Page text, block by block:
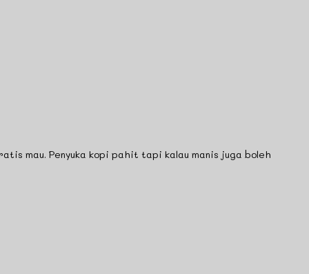
mau. Penyuka kopi pahit tapi kalau manis juga boleh